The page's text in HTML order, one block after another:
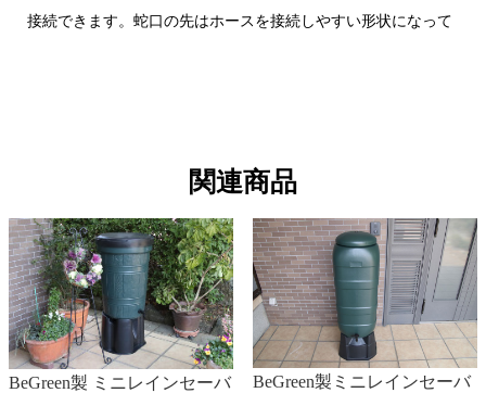
接続できます。蛇口の先はホースを接続しやすい形状になって
排出されます。タンクの蓋などから溢れることはありません。
ダイバータやタンク上部から水が溢れる場合があります。
Q.タンクの耐久性は何年ですか？
設置環境に影響を受けるため、一概に何年とは言えませんが、
当店では３年間の保証をしております。なおタンク本体のみの
関連商品
BeGreen製 ミニレインセーバ
BeGreen製ミニレインセーバ